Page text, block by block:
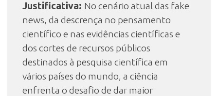
Justificativa: No cenário atual das fake
news, da descrença no pensamento
científico e nas evidências científicas e
dos cortes de recursos públicos
destinados à pesquisa científica em
vários países do mundo, a ciência
enfrenta o desafio de dar maior